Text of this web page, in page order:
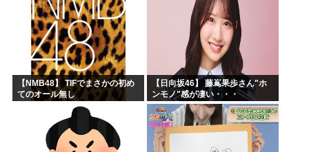
【NMB48】 TIFでまさかの初め
てのオール無し
【日向坂46】 藤嶌果歩さん"ホ
ンモノ"感が凄い・・・